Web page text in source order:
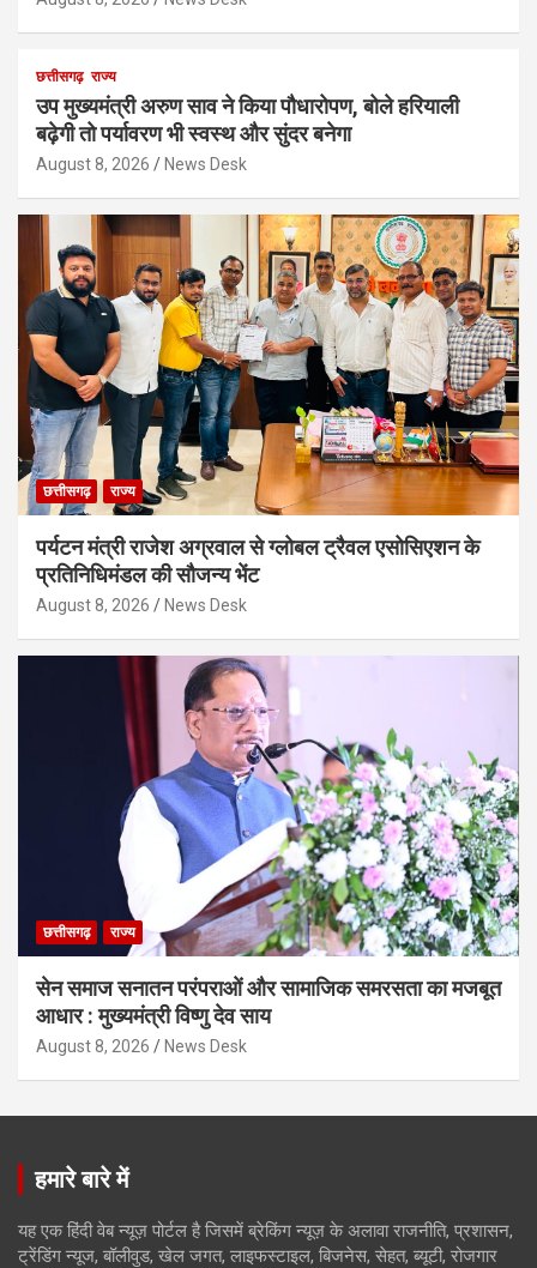
छत्तीसगढ़ राज्य
उप मुख्यमंत्री अरुण साव ने किया पौधारोपण, बोले हरियाली
बढ़ेगी तो पर्यावरण भी स्वस्थ और सुंदर बनेगा
August 8, 2026 News Desk
छत्तीसगढ़ राज्य
पर्यटन मंत्री राजेश अग्रवाल से ग्लोबल ट्रैवल एसोसिएशन के
प्रतिनिधिमंडल की सौजन्य भेंट
August 8, 2026 News Desk
छत्तीसगढ़ राज्य
सेन समाज सनातन परंपराओं और सामाजिक समरसता का मजबूत
आधार : मुख्यमंत्री विष्णु देव साय
August 8, 2026 News Desk
हमारे बारे में
यह एक हिंदी वेब न्यूज़ पोर्टल है जिसमें ब्रेकिंग न्यूज़ के अलावा राजनीति, प्रशासन,
ट्रेंडिंग न्यूज, बॉलीवुड, खेल जगत, लाइफस्टाइल, बिजनेस, सेहत, ब्यूटी, रोजगार